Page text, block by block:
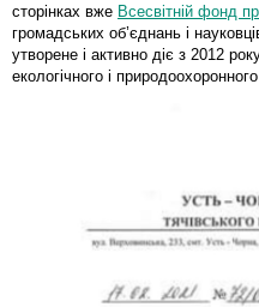
сторінках вже Всесвітній фонд
громадських об’єднань і
утворене і активно діє з 2012
екологічного і